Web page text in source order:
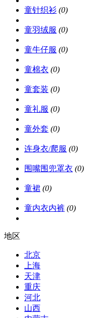
童针织衫 (0)
童羽绒服 (0)
童牛仔服 (0)
童棉衣 (0)
童套装 (0)
童礼服 (0)
童外套 (0)
连身衣/爬服 (0)
围嘴围兜罩衣 (0)
童裙 (0)
童内衣内裤 (0)
地区
北京
上海
天津
重庆
河北
山西